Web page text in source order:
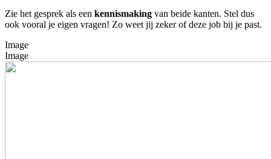
Zie het gesprek als een kennismaking van beide kanten. Stel dus
ook vooral je eigen vragen! Zo weet jij zeker of deze job bij je past.
Image
Image